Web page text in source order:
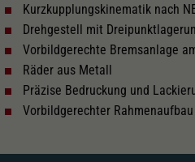
Kurzkupplungskinematik nach
Drehgestell mit
Vorbildgerechte Bremsanlage
Räder aus Metall
Präzise Bedruckung und
Vorbildgerechter Rahmenaufbau